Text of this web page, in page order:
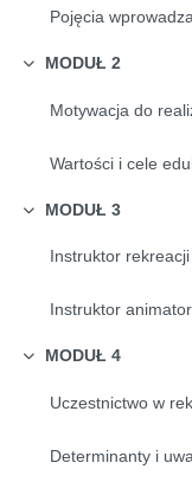
Minimalizuj
MODUŁ 2
Minimalizuj
MODUŁ 3
Minimalizuj
MODUŁ 4